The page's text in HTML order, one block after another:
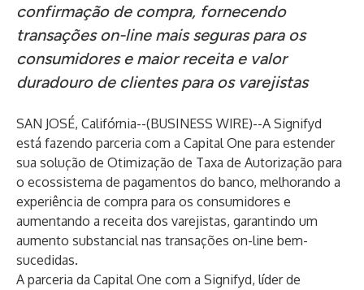
confirmação de compra, fornecendo
transações on-line mais seguras para os
consumidores e maior receita e valor
duradouro de clientes para os varejistas
SAN JOSÉ, Califórnia--(BUSINESS WIRE)--A Signifyd
está fazendo parceria com a Capital One para estender
sua solução de Otimização de Taxa de Autorização para
o ecossistema de pagamentos do banco, melhorando a
experiência de compra para os consumidores e
aumentando a receita dos varejistas, garantindo um
aumento substancial nas transações on-line bem-
sucedidas.
A parceria da Capital One com a Signifyd, líder de